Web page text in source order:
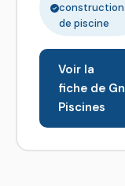
construction
de piscine
Voir la
fiche de Gn
Piscines